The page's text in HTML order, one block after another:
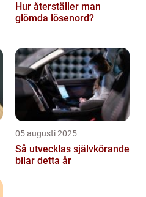
Hur återställer man
glömda lösenord?
05 augusti 2025
Så utvecklas självkörande
bilar detta år